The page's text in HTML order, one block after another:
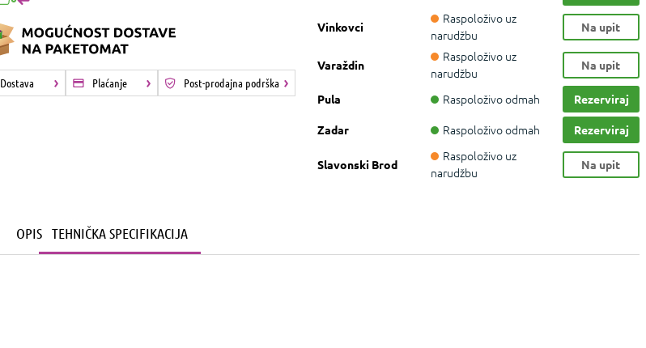
Dostava Plaćanje Post-prodajna podrška
Vinkovci
Raspoloživo uz
narudžbu
Na upit
Varaždin
Raspoloživo uz
narudžbu
Na upit
Pula Raspoloživo odmah Rezerviraj
Zadar Raspoloživo odmah Rezerviraj
Slavonski Brod
Raspoloživo uz
narudžbu
Na upit
OPIS TEHNIČKA SPECIFIKACIJA